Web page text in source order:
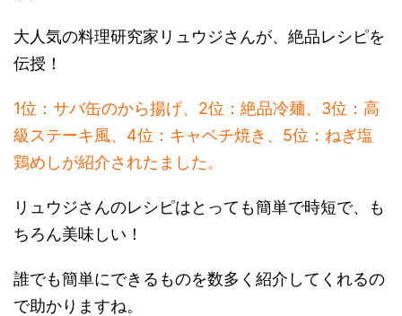
大人気の料理研究家リュウジさんが、絶品レシピを
伝授！
1位：サバ缶のから揚げ、2位：絶品冷麺、3位：高
級ステーキ風、4位：キャベチ焼き、5位：ねぎ塩
鶏めしが紹介されたました。
リュウジさんのレシピはとっても簡単で時短で、も
ちろん美味しい！
誰でも簡単にできるものを数多く紹介してくれるの
で助かりますね。